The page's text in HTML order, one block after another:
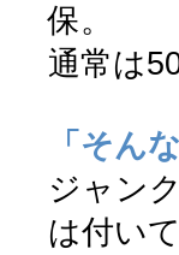
保。
通常は
「そん
ジャン
は付い